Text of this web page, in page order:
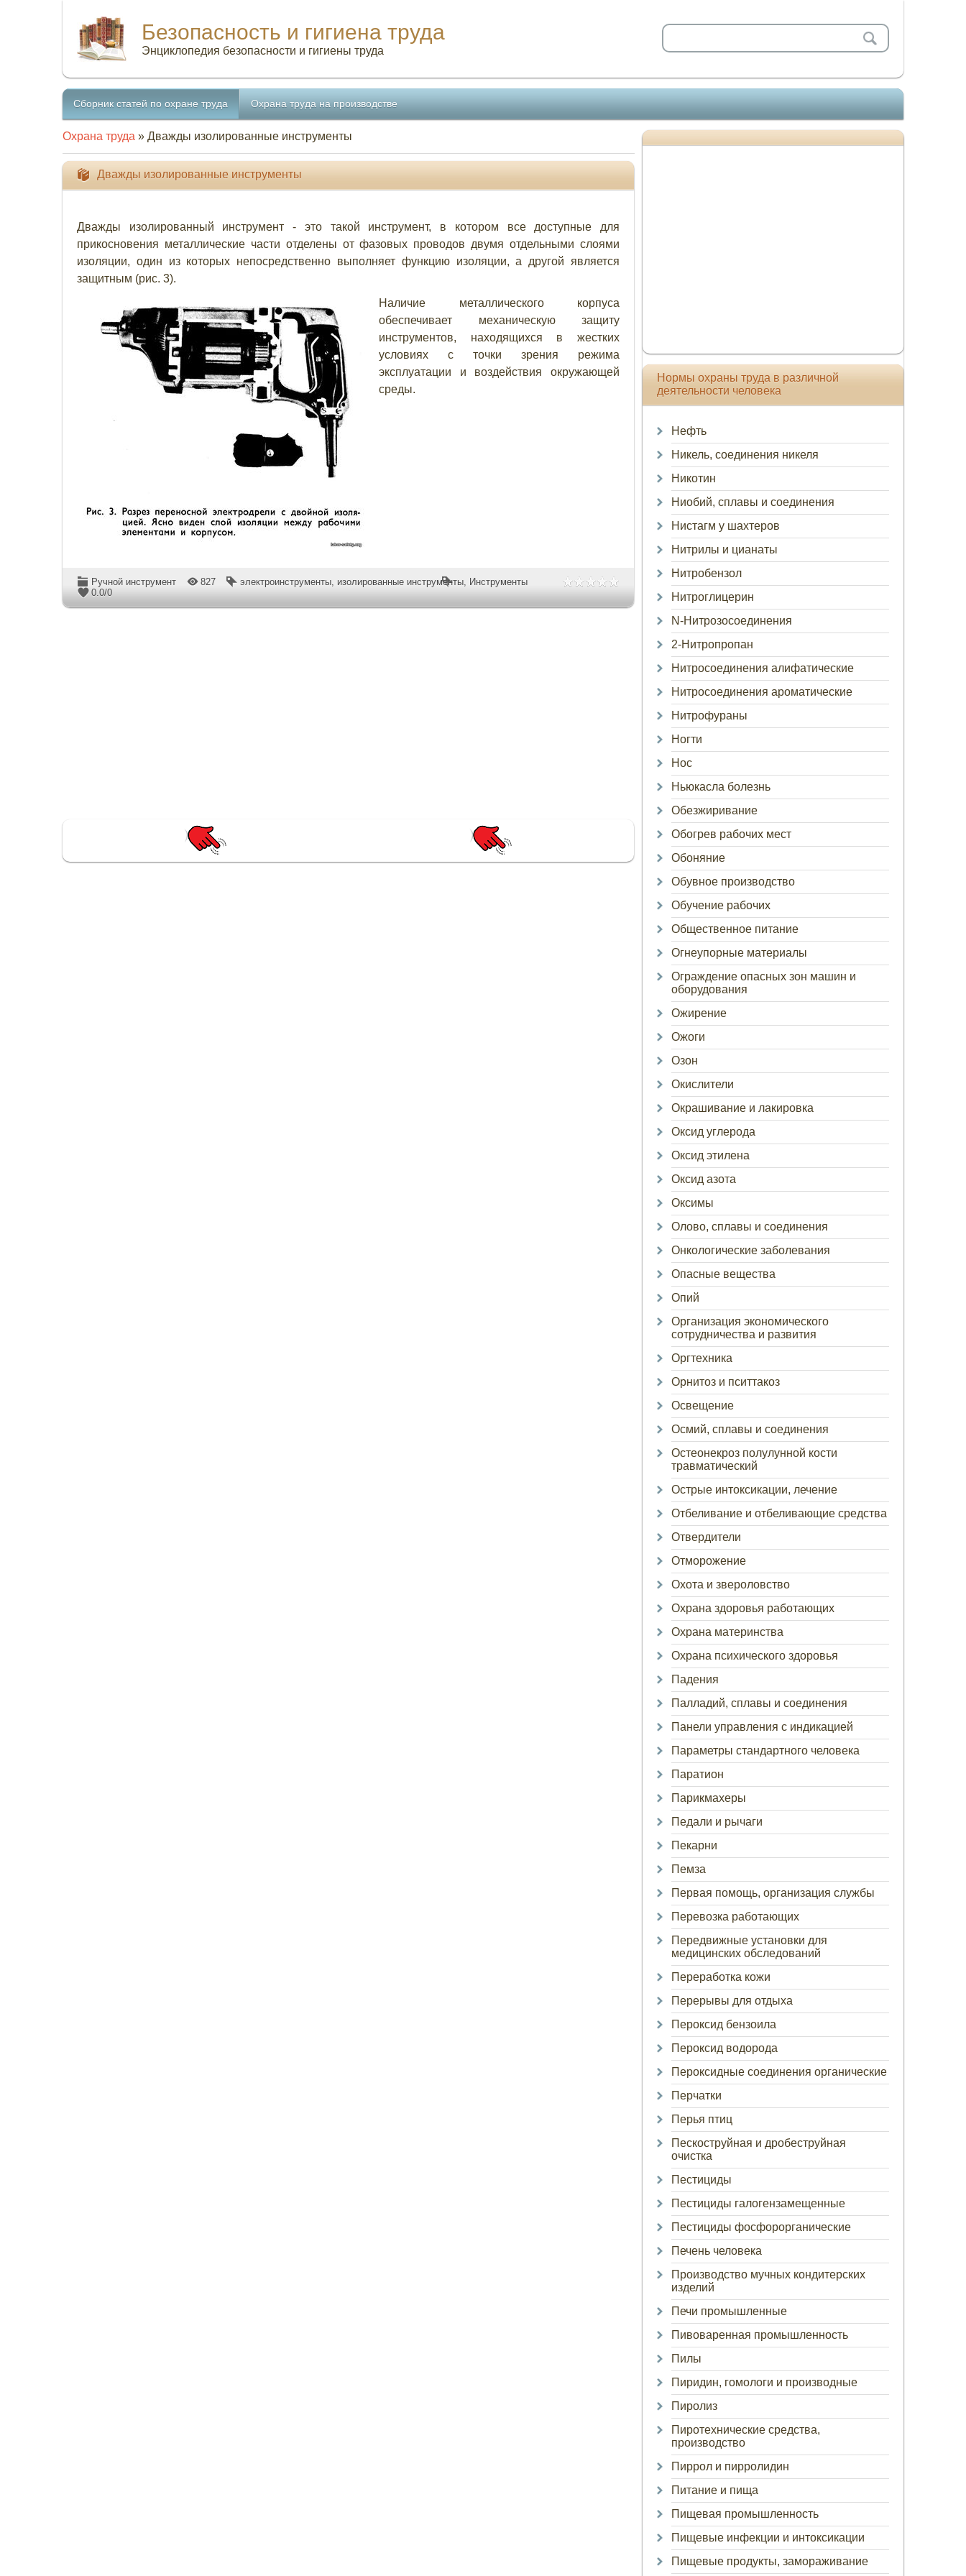
Безопасность и гигиена труда
Энциклопедия безопасности и гигиены труда
Сборник статей по охране труда Охрана труда на производстве
Охрана труда » Дважды изолированные инструменты
Дважды изолированные инструменты
Дважды изолированный инструмент - это такой инструмент, в котором все доступные для
прикосновения металлические части отделены от фазовых проводов двумя отдельными слоями
изоляции, один из которых непосредственно выполняет функцию изоляции, а другой является
защитным (рис. 3).
Наличие металлического корпуса
обеспечивает механическую защиту
инструментов, находящихся в жестких
условиях с точки зрения режима
эксплуатации и воздействия окружающей
среды.
Ручной инструмент 827 электроинструменты, изолированные инструменты, Инструменты
0.0/0
Нормы охраны труда в различной
деятельности человека
Нефть
Никель, соединения никеля
Никотин
Ниобий, сплавы и соединения
Нистагм у шахтеров
Нитрилы и цианаты
Нитробензол
Нитроглицерин
N-Нитрозосоединения
2-Нитропропан
Нитросоединения алифатические
Нитросоединения ароматические
Нитрофураны
Ногти
Нос
Ньюкасла болезнь
Обезжиривание
Обогрев рабочих мест
Обоняние
Обувное производство
Обучение рабочих
Общественное питание
Огнеупорные материалы
Ограждение опасных зон машин и
оборудования
Ожирение
Ожоги
Озон
Окислители
Окрашивание и лакировка
Оксид углерода
Оксид этилена
Оксид азота
Оксимы
Олово, сплавы и соединения
Онкологические заболевания
Опасные вещества
Опий
Организация экономического
сотрудничества и развития
Оргтехника
Орнитоз и пситтакоз
Освещение
Осмий, сплавы и соединения
Остеонекроз полулунной кости
травматический
Острые интоксикации, лечение
Отбеливание и отбеливающие средства
Отвердители
Отморожение
Охота и звероловство
Охрана здоровья работающих
Охрана материнства
Охрана психического здоровья
Падения
Палладий, сплавы и соединения
Панели управления с индикацией
Параметры стандартного человека
Паратион
Парикмахеры
Педали и рычаги
Пекарни
Пемза
Первая помощь, организация службы
Перевозка работающих
Передвижные установки для
медицинских обследований
Переработка кожи
Перерывы для отдыха
Пероксид бензоила
Пероксид водорода
Пероксидные соединения органические
Перчатки
Перья птиц
Пескоструйная и дробеструйная
очистка
Пестициды
Пестициды галогензамещенные
Пестициды фосфорорганические
Печень человека
Производство мучных кондитерских
изделий
Печи промышленные
Пивоваренная промышленность
Пилы
Пиридин, гомологи и производные
Пиролиз
Пиротехнические средства,
производство
Пиррол и пирролидин
Питание и пища
Пищевая промышленность
Пищевые инфекции и интоксикации
Пищевые продукты, замораживание